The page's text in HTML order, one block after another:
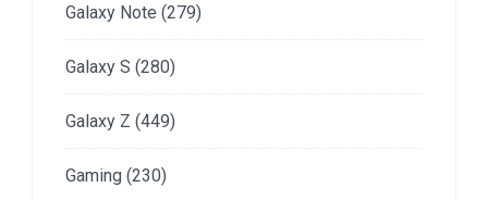
Galaxy Note (279)
Galaxy S (280)
Galaxy Z (449)
Gaming (230)